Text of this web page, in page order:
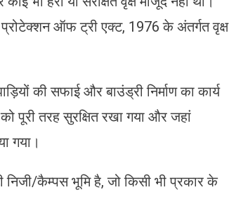
ऑफ ट्री एक्ट, 1976 के अंतर्गत वृक्ष
की सफाई और बाउंड्री निर्माण का कार्य
पूरी तरह सुरक्षित रखा गया और जहां
गया।
कैम्पस भूमि है, जो किसी भी प्रकार के